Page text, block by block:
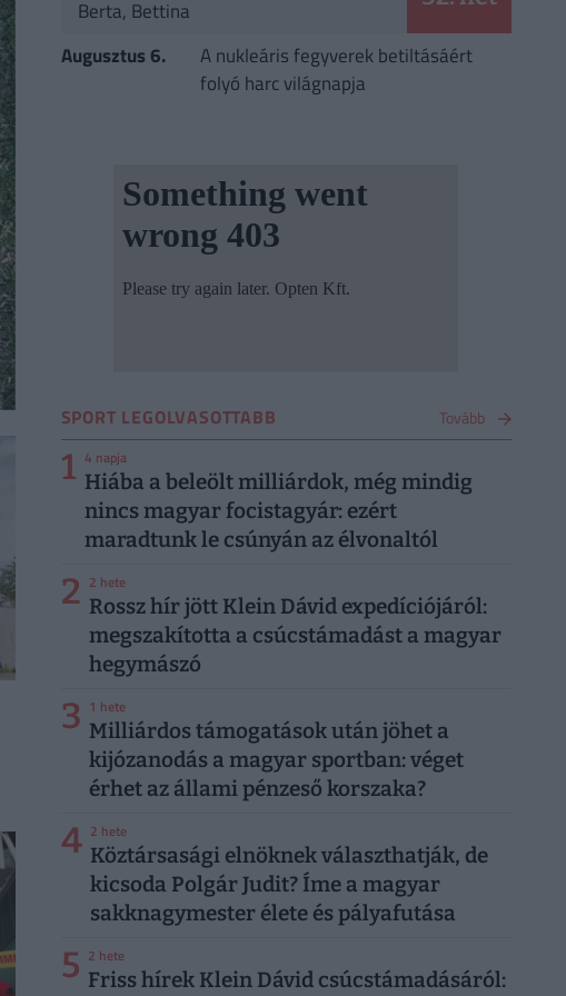
Berta, Bettina
Augusztus 6.
A nukleáris fegyverek betiltásáért
folyó harc világnapja
SPORT LEGOLVASOTTABB Tovább
1 4 napja
Hiába a beleölt milliárdok, még mindig
nincs magyar focistagyár: ezért
maradtunk le csúnyán az élvonaltól
2 2 hete
Rossz hír jött Klein Dávid expedíciójáról:
megszakította a csúcstámadást a magyar
hegymászó
3 1 hete
Milliárdos támogatások után jöhet a
kijózanodás a magyar sportban: véget
érhet az állami pénzeső korszaka?
4 2 hete
Köztársasági elnöknek választhatják, de
kicsoda Polgár Judit? Íme a magyar
sakknagymester élete és pályafutása
5 2 hete
Friss hírek Klein Dávid csúcstámadásáról: